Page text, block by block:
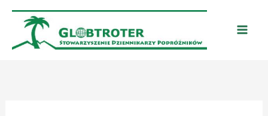
Przejdź
treści